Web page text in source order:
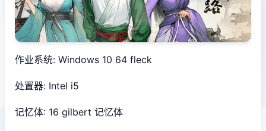
作业系统: Windows 10 64 fleck
处置器: Intel i5
记忆体: 16 gilbert 记忆体